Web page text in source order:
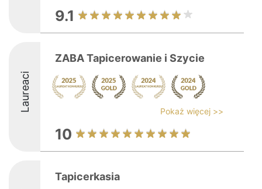
9.1
Laureaci
ZABA Tapicerowanie i Szycie
Pokaż więcej >>
10
Tapicerkasia